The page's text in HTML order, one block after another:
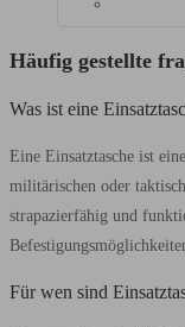
Häufig gestellte
Was ist eine
Eine Einsatztasche ist
militärischen oder
strapazierfähig und
Für wen sind